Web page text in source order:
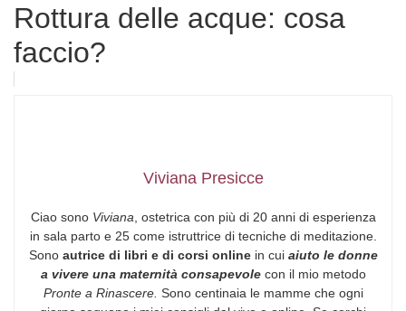
Rottura delle acque: cosa
faccio?
Viviana Presicce
Ciao sono Viviana , ostetrica con più di 20 anni di esperienza
in sala parto e 25 come istruttrice di tecniche di meditazione.
Sono autrice di libri e di corsi onlinein cui aiuto le donne
a vivere una maternità consapevolecon il mio metodo
Pronte a Rinascere. Sono centinaia le mamme che ogni